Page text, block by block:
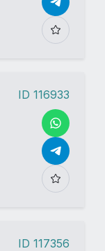
ID 116933
ID 117356